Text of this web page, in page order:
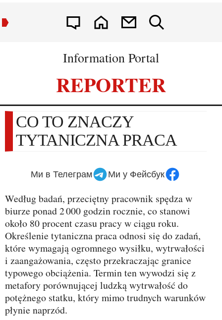
Information Portal
REPORTER
CO TO ZNACZY
TYTANICZNA PRACA
Ми в Телеграм Ми у Фейсбук
Według badań, przeciętny pracownik spędza w
biurze ponad 2 000 godzin rocznie, co stanowi
około 80 procent czasu pracy w ciągu roku.
Określenie tytaniczna praca odnosi się do zadań,
które wymagają ogromnego wysiłku, wytrwałości
i zaangażowania, często przekraczając granice
typowego obciążenia. Termin ten wywodzi się z
metafory porównującej ludzką wytrwałość do
potężnego statku, który mimo trudnych warunków
płynie naprzód.